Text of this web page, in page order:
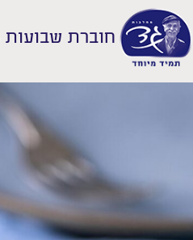
חוברת שבועות 2026